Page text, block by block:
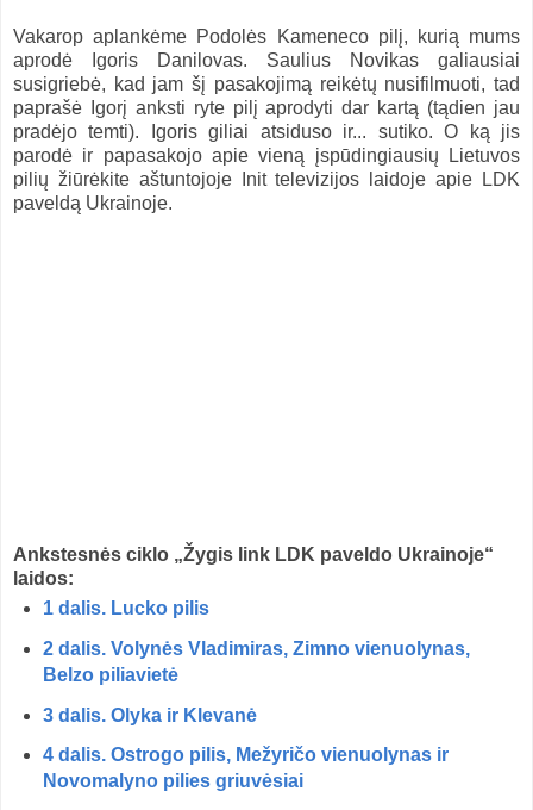
Vakarop aplankėme Podolės Kameneco pilį, kurią mums
aprodė Igoris Danilovas. Saulius Novikas galiausiai
susigriebė, kad jam šį pasakojimą reikėtų nusifilmuoti, tad
paprašė Igorį anksti ryte pilį aprodyti dar kartą (tądien jau
pradėjo temti). Igoris giliai atsiduso ir... sutiko. O ką jis
parodė ir papasakojo apie vieną įspūdingiausių Lietuvos
pilių žiūrėkite aštuntojoje Init televizijos laidoje apie LDK
paveldą Ukrainoje.
Ankstesnės ciklo „Žygis link LDK paveldo Ukrainoje“
laidos:
1 dalis. Lucko pilis
2 dalis. Volynės Vladimiras, Zimno vienuolynas,
Belzo piliavietė
3 dalis. Olyka ir Klevanė
4 dalis. Ostrogo pilis, Mežyričo vienuolynas ir
Novomalyno pilies griuvėsiai